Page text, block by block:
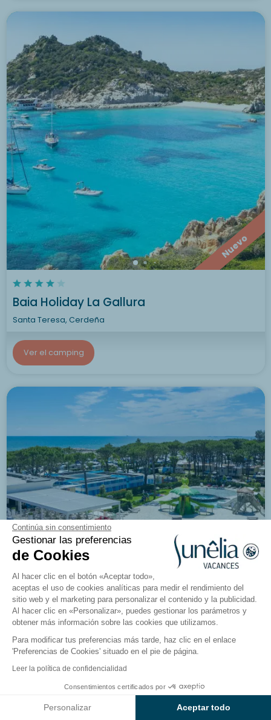
Continúa sin consentimiento
Gestionar las preferencias
de Cookies
Al hacer clic en el botón «Aceptar todo»,
aceptas el uso de cookies analíticas para medir el rendimiento del
sitio web y el marketing para personalizar el contenido y la publicidad.
Al hacer clic en «Personalizar», puedes gestionar los parámetros y
obtener más información sobre las cookies que utilizamos.
Para modificar tus preferencias más tarde, haz clic en el enlace
'Preferencias de Cookies' situado en el pie de página.
Leer la política de confidencialidad
Consentimientos certificados por
Personalizar Aceptar todo
Nuevo
Baia Holiday La Gallura
Santa Teresa, Cerdeña
Ver el camping
Nuevo
Apartamentos Green House
Cavallino Treporti, Vénétie, ItalieVer resultados en el mapa